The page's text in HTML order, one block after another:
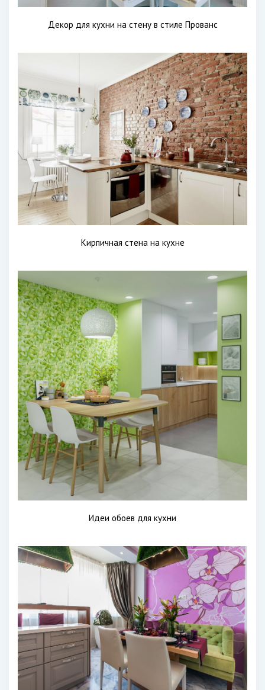
Декор для кухни на стену в стиле Прованс
Кирпичная стена на кухне
Идеи обоев для кухни